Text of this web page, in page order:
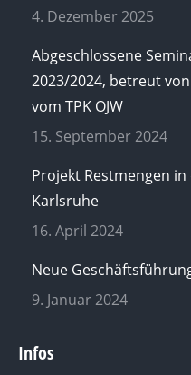
4. Dezember 2025
Abgeschlossene
2023/2024, betreut
vom TPK OJW
15. September 2024
Projekt Restmengen
Karlsruhe
16. April 2024
Neue
9. Januar 2024
Infos